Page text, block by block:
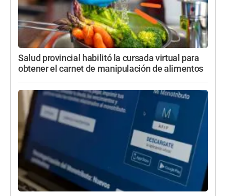
Salud provincial habilitó la cursada virtual para
obtener el carnet de manipulación de alimentos